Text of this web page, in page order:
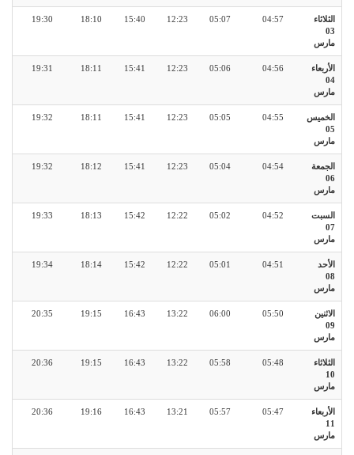
الثلاثاء
03
مارس
04:57
05:07
12:23
15:40
18:10
19:30
الأربعاء
04
مارس
04:56
05:06
12:23
15:41
18:11
19:31
الخميس
05
مارس
04:55
05:05
12:23
15:41
18:11
19:32
الجمعة
06
مارس
04:54
05:04
12:23
15:41
18:12
19:32
السبت
07
مارس
04:52
05:02
12:22
15:42
18:13
19:33
الأحد
08
مارس
04:51
05:01
12:22
15:42
18:14
19:34
الاثنين
09
مارس
05:50
06:00
13:22
16:43
19:15
20:35
الثلاثاء
10
مارس
05:48
05:58
13:22
16:43
19:15
20:36
الأربعاء
11
مارس
05:47
05:57
13:21
16:43
19:16
20:36